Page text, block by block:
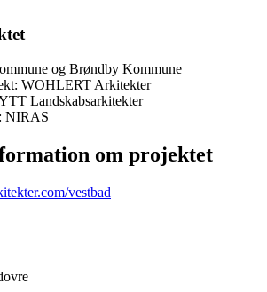
og Brøndby Kommune
WOHLERT Arkitekter
Landskabsarkitekter
NIRAS
om projektet
vestbad